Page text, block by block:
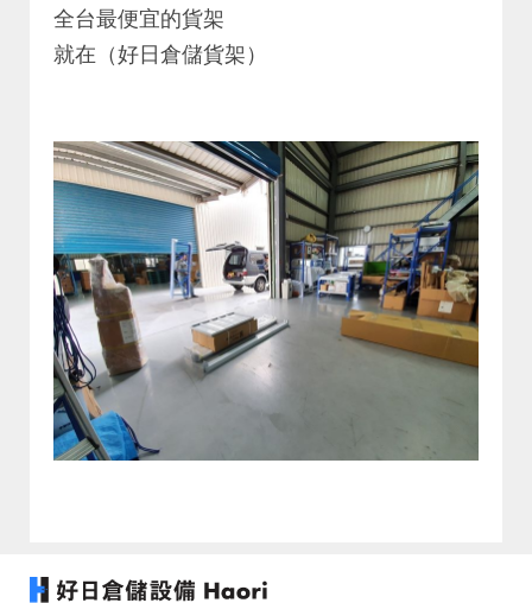
全台最便宜的貨架
就在（好日倉儲貨架）